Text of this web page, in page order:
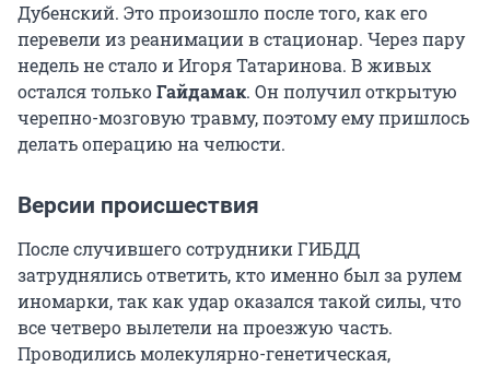
Дубенский. Это произошло после того, как его
перевели из реанимации в стационар. Через пару
недель не стало и Игоря Татаринова. В живых
остался толькоГайдамак. Он получил открытую
черепно-мозговую травму, поэтому ему пришлось
делать операцию на челюсти.
Версии происшествия
После случившего сотрудники ГИБДД
затруднялись ответить, кто именно был за рулем
иномарки, так как удар оказался такой силы, что
все четверо вылетели на проезжую часть.
Проводились молекулярно-генетическая,